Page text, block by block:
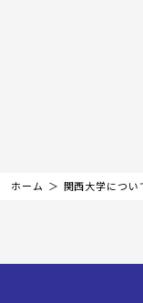
ホーム 関西大学につい